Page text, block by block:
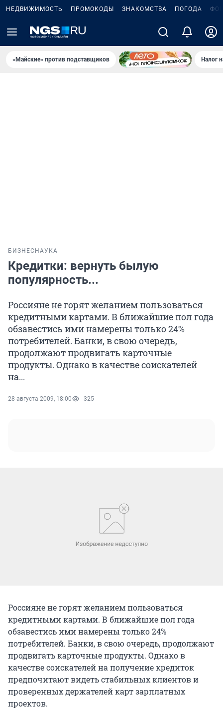
НЕДВИЖИМОСТЬ ПРОМОКОДЫ ЗНАКОМСТВА ПОГОДА
«Майские» против подставщиков Налог
БИЗНЕС НАУКА
Кредитки: вернуть былую
популярность...
Россияне не горят желанием пользоваться
кредитными картами. В ближайшие пол года
обзавестись ими намерены только 24%
потребителей. Банки, в свою очередь,
продолжают продвигать карточные
продукты. Однако в качестве соискателей
на...
28 августа 2009, 18:00 325
Россияне не горят желанием пользоваться
кредитными картами. В ближайшие пол года
обзавестись ими намерены только 24%
потребителей. Банки, в свою очередь, продолжают
продвигать карточные продукты. Однако в
качестве соискателей на получение кредиток
предпочитают видеть стабильных клиентов и
проверенных держателей карт зарплатных
проектов.